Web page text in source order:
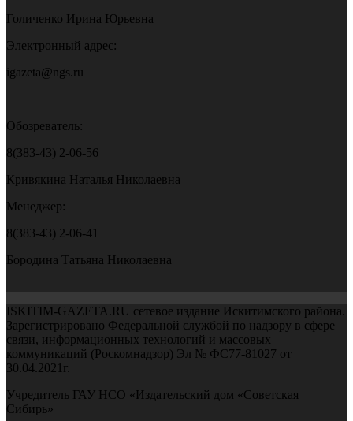
Голиченко Ирина Юрьевна
Электронный адрес:
igazeta@ngs.ru
Обозреватель:
8(383-43) 2-06-56
Кривякина Наталья Николаевна
Менеджер:
8(383-43) 2-06-41
Бородина Татьяна Николаевна
ISKITIM-GAZETA.RU сетевое издание Искитимского района.
Зарегистрировано Федеральной службой по надзору в сфере
связи, информационных технологий и массовых
коммуникаций (Роскомнадзор) Эл № ФС77-81027 от
30.04.2021г.
Учредитель ГАУ НСО «Издательский дом «Советская
Сибирь»